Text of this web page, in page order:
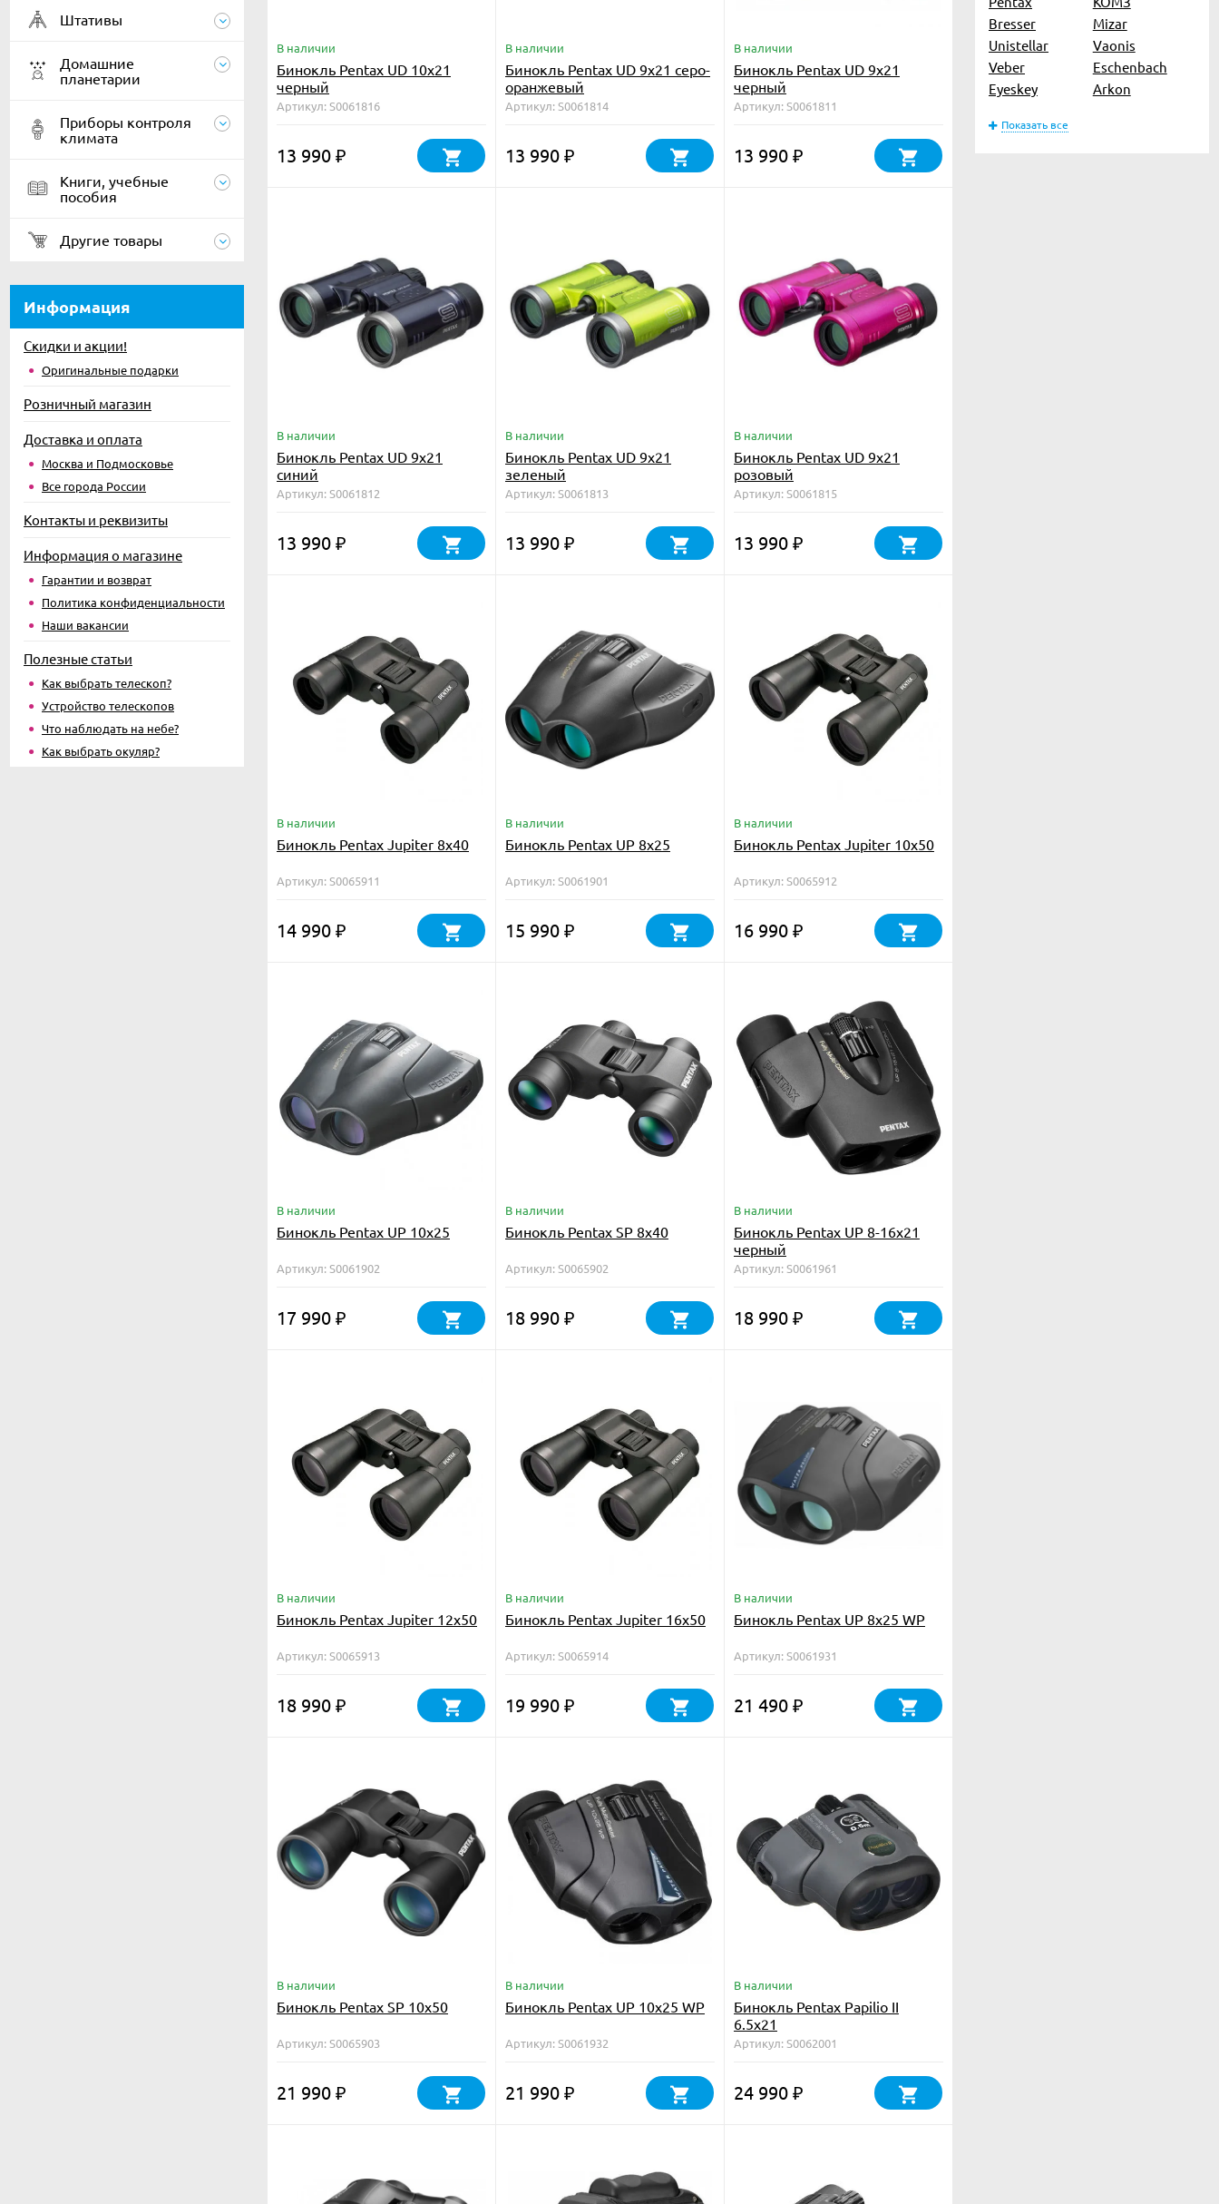
Bresser
Mizar
Unistellar
Vaonis
Veber
Eschenbach
Eyeskey
Arkon
Показать все
Штативы
Домашние
планетарии
Приборы контроля
климата
Книги, учебные
пособия
Другие товары
Информация
Скидки и акции!
Оригинальные подарки
Розничный магазин
Доставка и оплата
Москва и Подмосковье
Все города России
Контакты и реквизиты
Информация о магазине
Гарантии и возврат
Политика конфиденциальности
Наши вакансии
Полезные статьи
Как выбрать телескоп?
Устройство телескопов
Что наблюдать на небе?
Как выбрать окуляр?
В наличии
Бинокль Pentax UD 10x21
черный
Артикул: S0061816
13 990 ₽
В наличии
Бинокль Pentax UD 9x21 серо-
оранжевый
Артикул: S0061814
13 990 ₽
В наличии
Бинокль Pentax UD 9x21
черный
Артикул: S0061811
13 990 ₽
В наличии
Бинокль Pentax UD 9x21
синий
Артикул: S0061812
13 990 ₽
В наличии
Бинокль Pentax UD 9x21
зеленый
Артикул: S0061813
13 990 ₽
В наличии
Бинокль Pentax UD 9x21
розовый
Артикул: S0061815
13 990 ₽
В наличии
Бинокль Pentax Jupiter 8x40
Артикул: S0065911
14 990 ₽
В наличии
Бинокль Pentax UP 8x25
Артикул: S0061901
15 990 ₽
В наличии
Бинокль Pentax Jupiter 10x50
Артикул: S0065912
16 990 ₽
В наличии
Бинокль Pentax UP 10x25
Артикул: S0061902
17 990 ₽
В наличии
Бинокль Pentax SP 8x40
Артикул: S0065902
18 990 ₽
В наличии
Бинокль Pentax UP 8-16x21
черный
Артикул: S0061961
18 990 ₽
В наличии
Бинокль Pentax Jupiter 12x50
Артикул: S0065913
18 990 ₽
В наличии
Бинокль Pentax Jupiter 16x50
Артикул: S0065914
19 990 ₽
В наличии
Бинокль Pentax UP 8x25 WP
Артикул: S0061931
21 490 ₽
В наличии
Бинокль Pentax SP 10x50
Артикул: S0065903
21 990 ₽
В наличии
Бинокль Pentax UP 10x25 WP
Артикул: S0061932
21 990 ₽
В наличии
Бинокль Pentax Papilio II
6.5x21
Артикул: S0062001
24 990 ₽